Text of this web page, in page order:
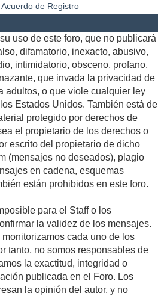
Acuerdo de Registro
uso de este foro, que no publicará
difamatorio, inexacto, abusivo,
intimidatorio, obsceno, profano,
que invada la privacidad de
adultos, o que viole cualquier ley
Estados Unidos. También está de
protegido por derechos de
el propietario de los derechos o
escrito del propietario de dicho
(mensajes no deseados), plagio
en cadena, esquemas
están prohibidos en este foro.
para el Staff o los
la validez de los mensajes.
cada uno de los
tanto, no somos responsables de
la exactitud, integridad o
publicada en el Foro. Los
la opinión del autor, y no